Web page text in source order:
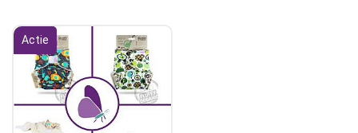
Actie